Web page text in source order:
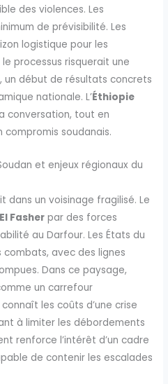
des violences. Les
de prévisibilité. Les
logistique pour les
processus risquerait une
un début de résultats concrets
nationale. L’Éthiopie
conversation, tout en
compromis soudanais.
et enjeux régionaux du
dans un voisinage fragilisé. Le
El Fasher par des forces
au Darfour. Les États du
combats, avec des lignes
Dans ce paysage,
un carrefour
les coûts d’une crise
à limiter les débordements
renforce l’intérêt d’un cadre
de contenir les escalades